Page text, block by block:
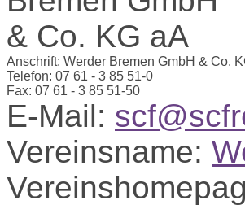
Anschrift: Werder Bremen GmbH & Co.
Telefon: 07 61 - 3 85 51-0
Fax: 07 61 - 3 85 51-50
E-Mail:
Vereinsname: